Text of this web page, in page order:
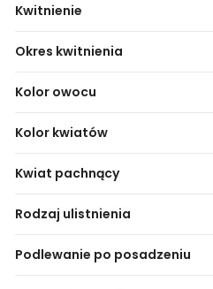
Kwitnienie
Okres kwitnienia
Kolor owocu
Kolor kwiatów
Kwiat pachnący
Rodzaj ulistnienia
Podlewanie po posadzeniu